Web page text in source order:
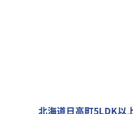
北海道日高町5LDK以